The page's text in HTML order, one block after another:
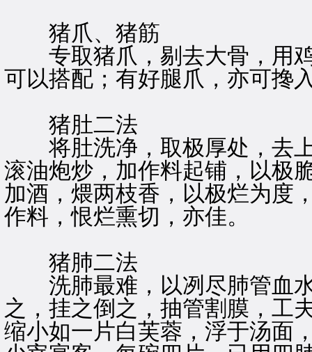
猪爪、猪筋
专取猪爪，剔去大骨，用鸡
可以搭配；有好腿爪，亦可搀
猪肚二法
将肚洗净，取极厚处，去上
滚油炮炒，加作料起铺，以极
加酒，煨两枝香，以极烂为度
作料，恨烂熏切，亦佳。
猪肺二法
洗肺最难，以冽尽肺管血水
之，挂之倒之，抽管割膜，工
缩小如一片白芙蓉，浮于汤面